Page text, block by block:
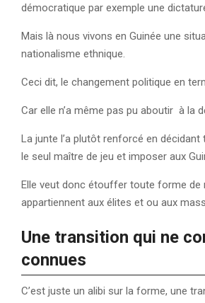
démocratique par exemple une
Mais là nous vivons en Guinée une
nationalisme ethnique.
Ceci dit, le changement politique en
Car elle n’a même pas pu aboutir à la
La junte l’a plutôt renforcé en
le seul maître de jeu et imposer aux
Elle veut donc étouffer toute forme de
appartiennent aux élites et ou aux
Une transition qui ne
connues
C’est juste un alibi sur la forme, une